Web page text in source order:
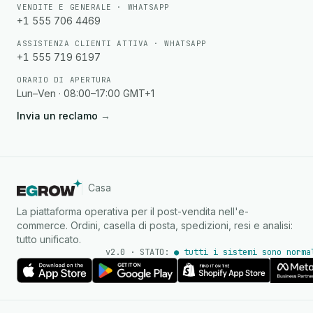
VENDITE E GENERALE · WHATSAPP
+1 555 706 4469
ASSISTENZA CLIENTI ATTIVA · WHATSAPP
+1 555 719 6197
ORARIO DI APERTURA
Lun–Ven · 08:00–17:00 GMT+1
Invia un reclamo →
Casa
La piattaforma operativa per il post-vendita nell'e-
commerce. Ordini, casella di posta, spedizioni, resi e analisi:
tutto unificato.
v2.0 · STATO: ● tutti i sistemi sono